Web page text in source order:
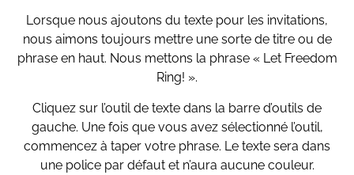
Lorsque nous ajoutons du texte pour les invitations,
nous aimons toujours mettre une sorte de titre ou de
phrase en haut. Nous mettons la phrase « Let Freedom
Ring! ».
Cliquez sur l’outil de texte dans la barre d’outils de
gauche. Une fois que vous avez sélectionné l’outil,
commencez à taper votre phrase. Le texte sera dans
une police par défaut et n’aura aucune couleur.